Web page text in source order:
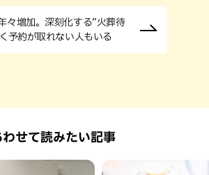
々増加。深刻化する”火葬待
予約が取れない人もいる
わせて読みたい記事